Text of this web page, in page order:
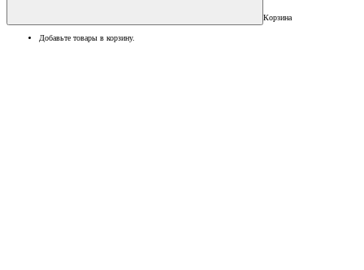
Корзина
Добавьте товары в корзину.